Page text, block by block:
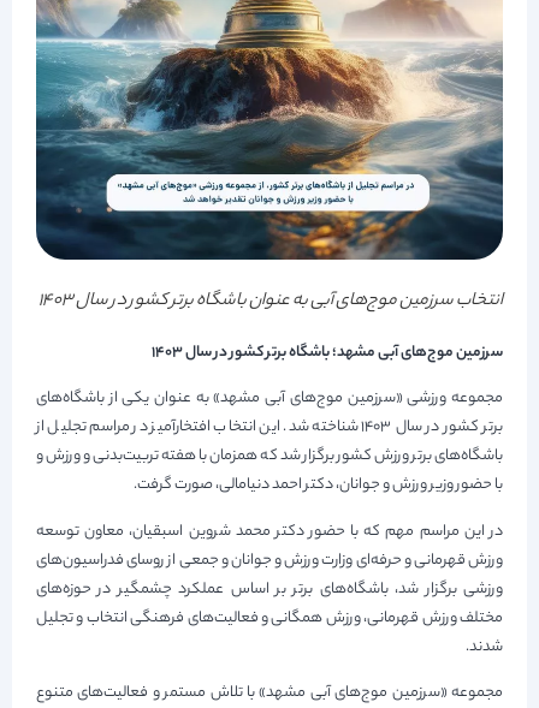
انتخاب سرزمین موج‌‎های آبی به عنوان باشگاه برتر کشور در سال ۱۴۰۳
سرزمین موج‌های آبی مشهد؛ باشگاه برتر کشور در سال ۱۴۰۳
مجموعه ورزشی «سرزمین موج‌های آبی مشهد» به عنوان یکی از باشگاه‌های
برتر کشور در سال ۱۴۰۳ شناخته شد. این انتخاب افتخارآمیز در مراسم تجلیل از
باشگاه‌های برتر ورزش کشور برگزار شد که همزمان با هفته تربیت‌بدنی و ورزش و
با حضور وزیر ورزش و جوانان، دکتر احمد دنیامالی، صورت گرفت.
در این مراسم مهم که با حضور دکتر محمد شروین اسبقیان، معاون توسعه
ورزش قهرمانی و حرفه‌ای وزارت ورزش و جوانان و جمعی از روسای فدراسیون‌های
ورزشی برگزار شد، باشگاه‌های برتر بر اساس عملکرد چشمگیر در حوزه‌های
مختلف ورزش قهرمانی، ورزش همگانی و فعالیت‌های فرهنگی انتخاب و تجلیل
شدند.
مجموعه «سرزمین موج‌های آبی مشهد» با تلاش مستمر و فعالیت‌های متنوع